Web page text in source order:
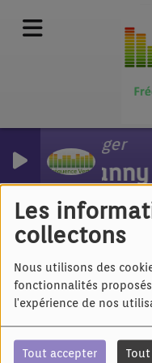
Les
collectons
Nous utilisons des
fonctionnalités
l'expérience de nos
Tout accepter
Anger
Rose -